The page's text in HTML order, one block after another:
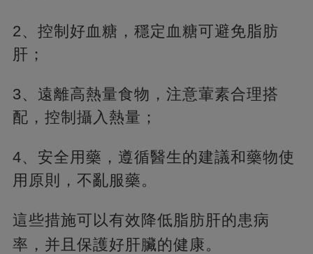
2、控制好血糖，穩定血糖可避免脂肪
肝；
3、遠離高熱量食物，注意葷素合理搭
配，控制攝入熱量；
4、安全用藥，遵循醫生的建議和藥物使
用原則，不亂服藥。
這些措施可以有效降低脂肪肝的患病
率， 并且保護好肝臟的健康。